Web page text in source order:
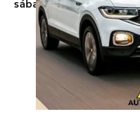
sábado devido a